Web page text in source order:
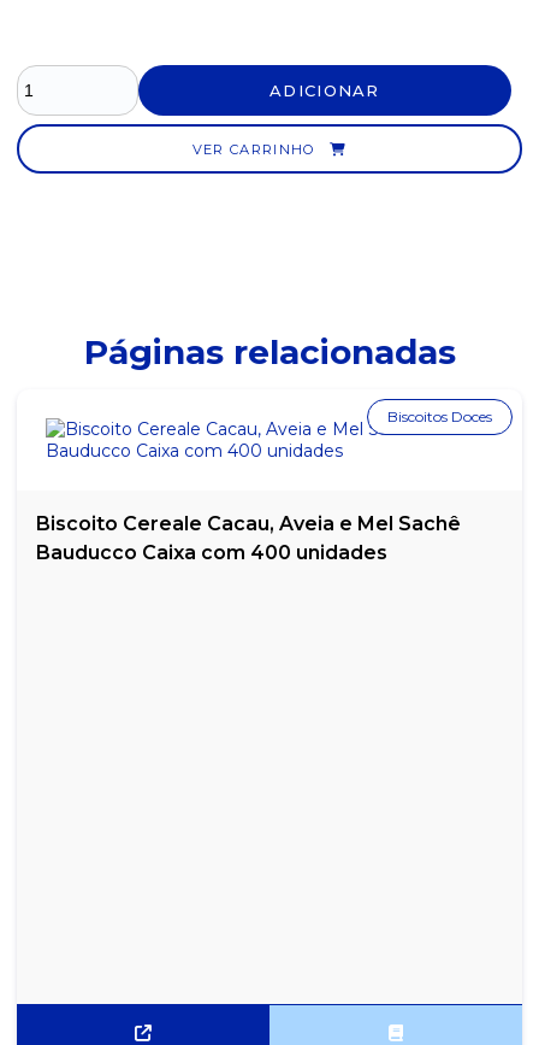
ADICIONAR
VER CARRINHO
Páginas relacionadas
Biscoito Cereale Cacau, Aveia e Mel Sachê
Bauducco Caixa com 400 unidades
Biscoitos Doces